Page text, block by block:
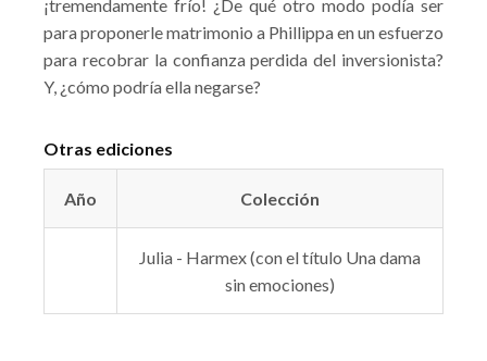
¡tremendamente frío! ¿De qué otro modo podía ser
para proponerle matrimonio a Phillippa en un esfuerzo
para recobrar la confianza perdida del inversionista?
Y, ¿cómo podría ella negarse?
Otras ediciones
Año Colección
Julia - Harmex (con el título Una dama
sin emociones)